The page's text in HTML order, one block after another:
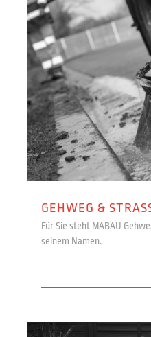
GEHWEG &
Für Sie steht MABAU
seinem Namen.